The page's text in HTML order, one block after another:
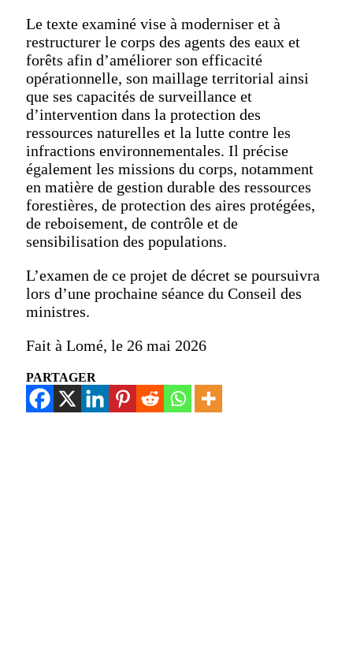
Le texte examiné vise à moderniser et à
restructurer le corps des agents des eaux et
forêts afin d’améliorer son efficacité
opérationnelle, son maillage territorial ainsi
que ses capacités de surveillance et
d’intervention dans la protection des
ressources naturelles et la lutte contre les
infractions environnementales. Il précise
également les missions du corps, notamment
en matière de gestion durable des ressources
forestières, de protection des aires protégées,
de reboisement, de contrôle et de
sensibilisation des populations.
L’examen de ce projet de décret se poursuivra
lors d’une prochaine séance du Conseil des
ministres.
Fait à Lomé, le 26 mai 2026
PARTAGER